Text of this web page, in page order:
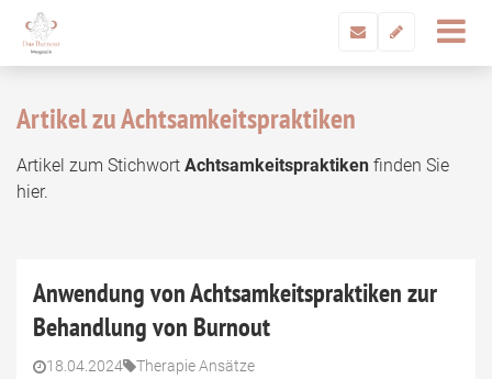
Artikel zu Achtsamkeitspraktiken
Artikel zum Stichwort Achtsamkeitspraktiken finden Sie
hier.
Anwendung von Achtsamkeitspraktiken zur
Behandlung von Burnout
18.04.2024 Therapie Ansätze